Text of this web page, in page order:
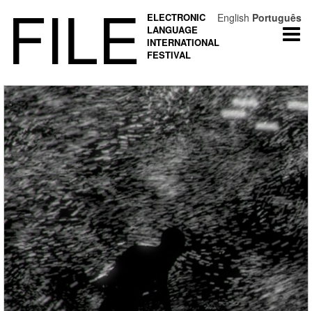
FILE
ELECTRONIC
LANGUAGE
INTERNATIONAL
FESTIVAL
English Português